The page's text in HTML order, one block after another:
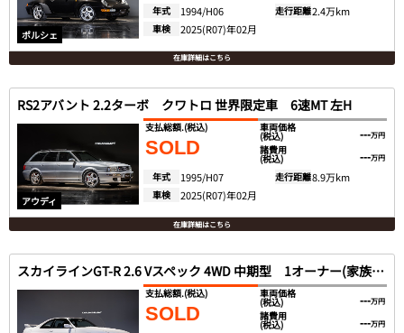
ポルシェ
年式 1994/H06 走行距離2.4万km
車検 2025(R07)年02月
在庫詳細はこちら
RS2アバント 2.2ターボ クワトロ 世界限定車 6速MT 左H
アウディ
支払総額.(税込)
SOLD
車両価格
(税込) ---万円
諸費用
(税込) ---万円
年式 1995/H07 走行距離8.9万km
車検 2025(R07)年02月
在庫詳細はこちら
スカイラインGT-R 2.6 Vスペック 4WD 中期型 1オーナー(家族内名変)
支払総額.(税込)
SOLD
車両価格
(税込) ---万円
諸費用
(税込) ---万円